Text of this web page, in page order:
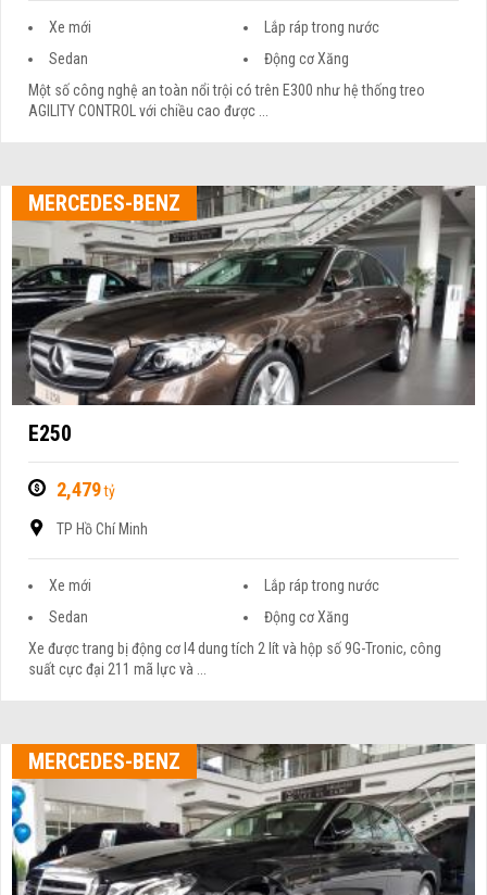
Xe mới
Lắp ráp trong nước
Sedan
Động cơ Xăng
Một số công nghệ an toàn nổi trội có trên E300 như hệ thống treo
AGILITY CONTROL với chiều cao được ...
MERCEDES-BENZ
E250
2,479tỷ
TP Hồ Chí Minh
Xe mới
Lắp ráp trong nước
Sedan
Động cơ Xăng
Xe được trang bị động cơ I4 dung tích 2 lít và hộp số 9G-Tronic, công
suất cực đại 211 mã lực và ...
MERCEDES-BENZ